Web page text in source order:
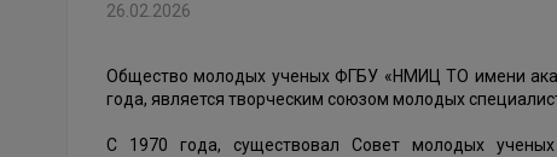
26.02.2026
Общество молодых ученых ФГБУ «НМИЦ ТО имени
года, является творческим союзом молодых
С 1970 года, существовал Совет молодых